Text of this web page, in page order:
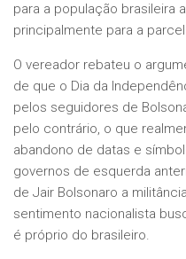
para a população brasileira
principalmente para a
O vereador rebateu o
de que o Dia da
pelos seguidores de
pelo contrário, o que
abandono de datas e
governos de esquerda
de Jair Bolsonaro a
sentimento nacionalista
é próprio do brasileiro.